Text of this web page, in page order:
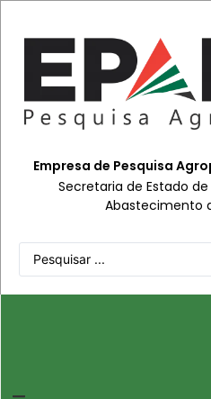
Empresa de Pesquisa
Secretaria de Estado
Abastecimento